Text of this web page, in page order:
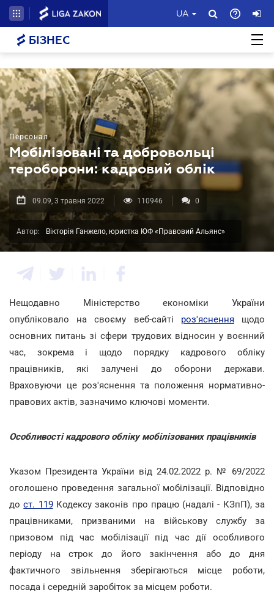
UA
БІЗНЕС
Персонал
Мобілізовані та добровольці
тероборони: кадровий облік
09.09, 3 травня 2022 110946 0
Автор: Вікторія Ганжело, юристка ЮФ «Правовий Альянс»
Нещодавно Міністерство економіки України
опубліковало на своєму веб-сайті роз'яснення щодо
основних питань зі сфери трудових відносин у воєнний
час, зокрема і щодо порядку кадрового обліку
працівників, які залучені до оборони держави.
Враховуючи це роз'яснення та положення нормативно-
правових актів, зазначимо ключові моменти.
Особливості кадрового обліку мобілізованих працівників
Указом Президента України від 24.02.2022 р. № 69/2022
оголошено проведення загальної мобілізації. Відповідно
дост. 119Кодексу законів про працю (надалі - КЗпП), за
працівниками, призваними на військову службу за
призовом під час мобілізації під час дії особливого
періоду на строк до його закінчення або до дня
фактичного звільнення зберігаються місце роботи,
посада і середній заробіток за місцем роботи.